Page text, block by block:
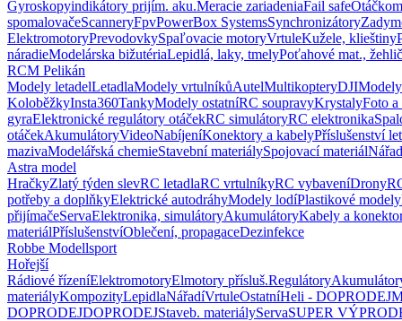
Gyroskopyindikátory prijím. aku.Meracie zariadeniaFail safe
spomalovačeScanneryFpvPowerBox SystemsSynchronizátory
ElektromotoryPrevodovkySpaľovacie motoryVrtuleKužele, klieštiny
náradieModelárska bižutériaLepidlá, laky, tmelyPoťahové mat.,
RCM Pelikán
Modely letadelLetadlaModely vrtulníkůAutelMultikopteryDJI
KoloběžkyInsta360TankyModely ostatníRC soupravyKrystalyFoto
gyraElektronické regulátory otáčekRC simulátoryRC elektronika
otáčekAkumulátoryVideoNabíjeníKonektory a kabelyPříslušenství
mazivaModelářská chemieStavební materiálySpojovací materiál
Astra model
HračkyZlatý týden slevRC letadlaRC vrtulníkyRC vybaveníDrony
potřeby a doplňkyElektrické autodráhyModely lodíPlastikové modely
přijímačeServaElektronika, simulátoryAkumulátoryKabely a
materiálPříslušenstvíOblečení, propagaceDezinfekce
Robbe Modellsport
Hořejší
Rádiové řízeníElektromotoryElmotory přísluš.Regulátory
materiályKompozityLepidlaNářadíVrtuleOstatníHeli - DOPRODEJ
DOPRODEJDOPRODEJStaveb. materiályServaSUPER